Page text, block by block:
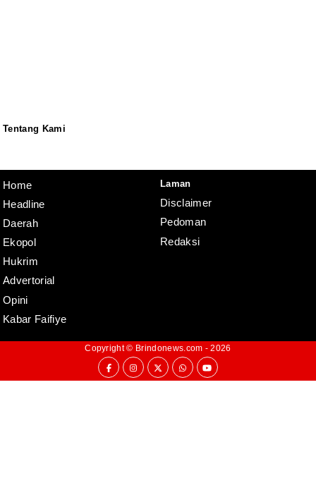
Tentang Kami
Home
Headline
Daerah
Ekopol
Hukrim
Advertorial
Opini
Kabar Faifiye
Laman
Disclaimer
Pedoman
Redaksi
Copyright © Brindonews.com - 2026